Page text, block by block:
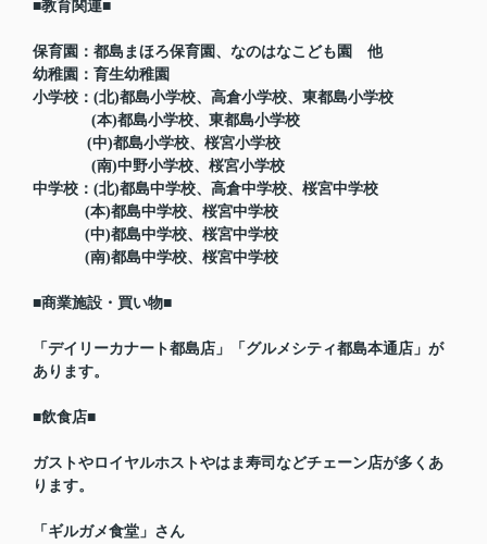
■教育関連■
保育園：都島まほろ保育園、なのはなこども園 他
幼稚園：育生幼稚園
小学校：(北)都島小学校、高倉小学校、東都島小学校
(本)都島小学校、東都島小学校
(中)都島小学校、桜宮小学校
(南)中野小学校、桜宮小学校
中学校：(北)都島中学校、高倉中学校、桜宮中学校
(本)都島中学校、桜宮中学校
(中)都島中学校、桜宮中学校
(南)都島中学校、桜宮中学校
■商業施設・買い物■
「デイリーカナート都島店」「グルメシティ都島本通店」が
あります。
■飲食店■
ガストやロイヤルホストやはま寿司などチェーン店が多くあ
ります。
「ギルガメ食堂」さん